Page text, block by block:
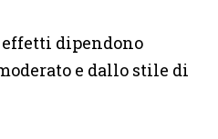
dipendono
e dallo stile di